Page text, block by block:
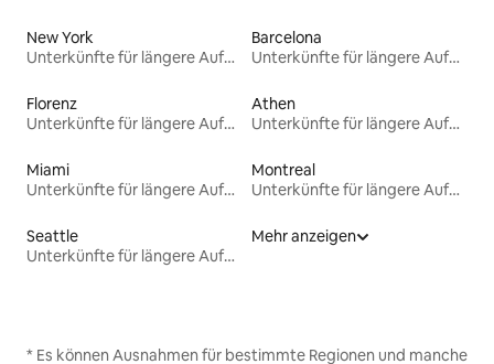
New York
Unterkünfte für längere Aufenthalte
Barcelona
Unterkünfte für längere Aufenthalte
Florenz
Unterkünfte für längere Aufenthalte
Athen
Unterkünfte für längere Aufenthalte
Miami
Unterkünfte für längere Aufenthalte
Montreal
Unterkünfte für längere Aufenthalte
Seattle
Unterkünfte für längere Aufenthalte
Mehr anzeigen
* Es können Ausnahmen für bestimmte Regionen und manche